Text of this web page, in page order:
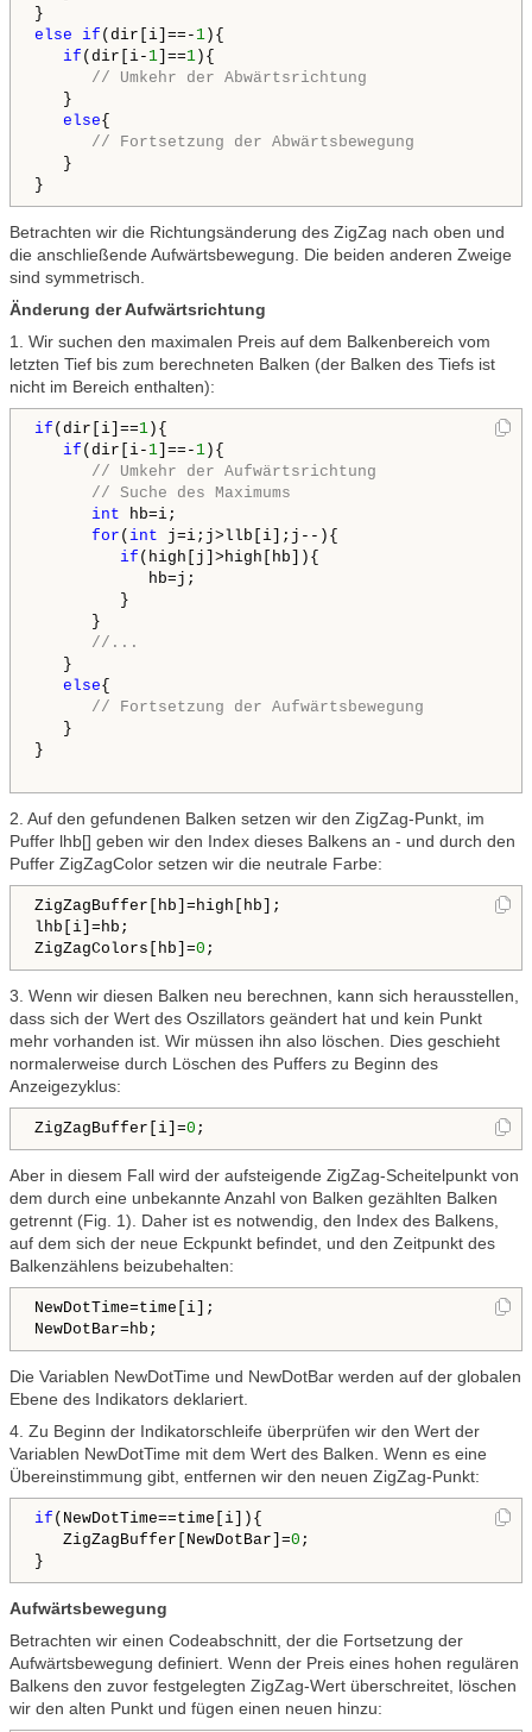
else
if (dir[i]==- 1 ){
if (dir[i- 1 ]==1 ){
// Umkehr der Abwärtsrichtung
}
else{
// Fortsetzung der Abwärtsbewegung
}
Betrachten wir die Richtungsänderung des ZigZag nach oben und
die anschließende Aufwärtsbewegung. Die beiden anderen Zweige
sind symmetrisch.
Änderung der Aufwärtsrichtung
1. Wir suchen den maximalen Preis auf dem Balkenbereich vom
letzten Tief bis zum berechneten Balken (der Balken des Tiefs ist
nicht im Bereich enthalten):
if (dir[i]==1 ){
if (dir[i- 1 ]==- 1 ){
// Umkehr der Aufwärtsrichtung
// Suche des Maximums
int hb=i;
for ( int j=i;j>llb[i];j--){
if (high[j]>high[hb]){
hb=j;
}
}
//...
}
else{
// Fortsetzung der Aufwärtsbewegung
}
}
2. Auf den gefundenen Balken setzen wir den ZigZag-Punkt, im
Puffer lhb[] geben wir den Index dieses Balkens an - und durch den
Puffer ZigZagColor setzen wir die neutrale Farbe:
ZigZagBuffer[hb]=high[hb];
lhb[i]=hb;
ZigZagColors[hb]=0
3. Wenn wir diesen Balken neu berechnen, kann sich herausstellen,
dass sich der Wert des Oszillators geändert hat und kein Punkt
mehr vorhanden ist. Wir müssen ihn also löschen. Dies geschieht
normalerweise durch Löschen des Puffers zu Beginn des
Anzeigezyklus:
ZigZagBuffer[i]=0 ;
Aber in diesem Fall wird der aufsteigende ZigZag-Scheitelpunkt von
dem durch eine unbekannte Anzahl von Balken gezählten Balken
getrennt (Fig. 1). Daher ist es notwendig, den Index des Balkens,
auf dem sich der neue Eckpunkt befindet, und den Zeitpunkt des
Balkenzählens beizubehalten:
NewDotTime=time[i];
Die Variablen NewDotTime und NewDotBar werden auf der globalen
Ebene des Indikators deklariert.
4. Zu Beginn der Indikatorschleife überprüfen wir den Wert der
Variablen NewDotTime mit dem Wert des Balken. Wenn es eine
Übereinstimmung gibt, entfernen wir den neuen ZigZag-Punkt:
if (NewDotTime==time[i]){
ZigZagBuffer[NewDotBar]=0 ;
Aufwärtsbewegung
Betrachten wir einen Codeabschnitt, der die Fortsetzung der
Aufwärtsbewegung definiert. Wenn der Preis eines hohen regulären
Balkens den zuvor festgelegten ZigZag-Wert überschreitet, löschen
wir den alten Punkt und fügen einen neuen hinzu: